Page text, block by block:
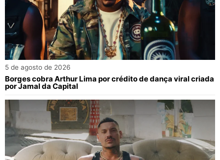
5 de agosto de 2026
Borges cobra Arthur Lima por crédito de dança viral criada
por Jamal da Capital